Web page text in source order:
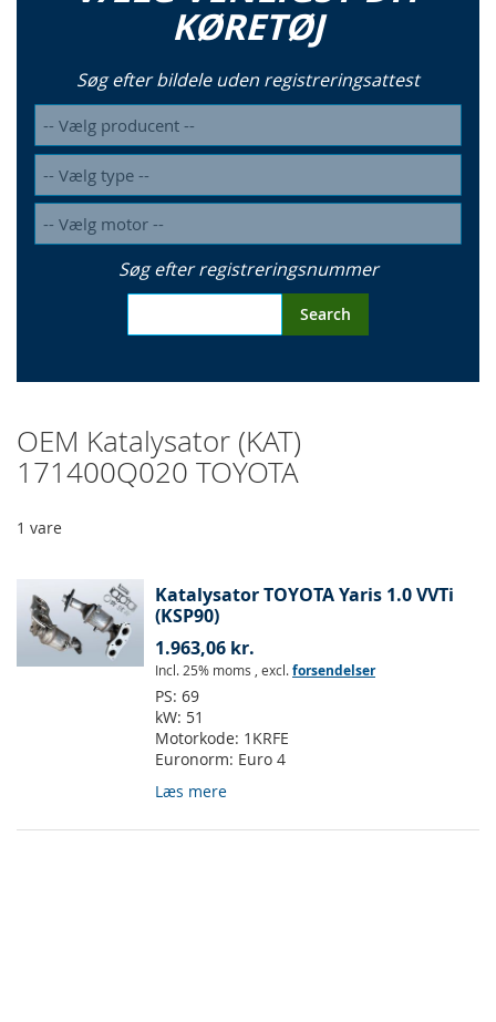
KØRETØJ
Søg efter bildele uden registreringsattest
Søg efter registreringsnummer
Search
OEM Katalysator (KAT)
171400Q020 TOYOTA
1 vare
Katalysator TOYOTA Yaris 1.0 VVTi
(KSP90)
1.963,06 kr.
Incl. 25% moms , excl.forsendelser
PS: 69
kW: 51
Motorkode: 1KRFE
Euronorm: Euro 4
Læs mere